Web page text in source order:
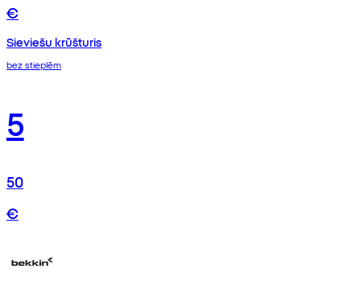
€
Sieviešu krūšturis
bez stieplēm
5
50
€